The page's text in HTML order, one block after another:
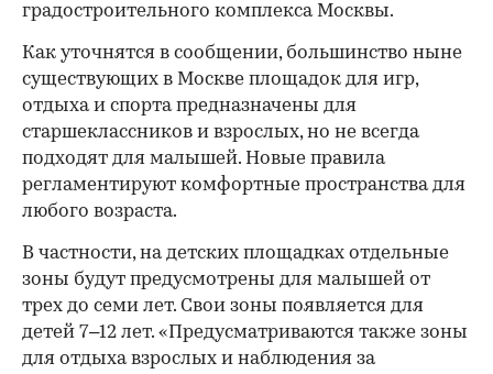
градостроительного комплекса Москвы.
Как уточнятся в сообщении, большинство ныне
существующих в Москве площадок для игр,
отдыха и спорта предназначены для
старшеклассников и взрослых, но не всегда
подходят для малышей. Новые правила
регламентируют комфортные пространства для
любого возраста.
В частности, на детских площадках отдельные
зоны будут предусмотрены для малышей от
трех до семи лет. Свои зоны появляется для
детей 7–12 лет. «Предусматриваются также зоны
для отдыха взрослых и наблюдения за